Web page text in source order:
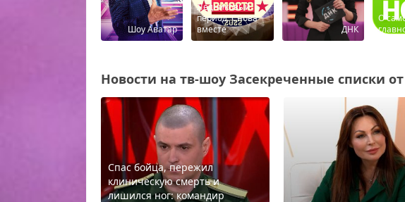
Шоу Аватар
Ледниковый
период. Снова
вместе
ДНК
О
Новости на тв-шоу Засекреченные списки от
Спас бойца, пережил
клиническую смерть и
лишился ног: командир